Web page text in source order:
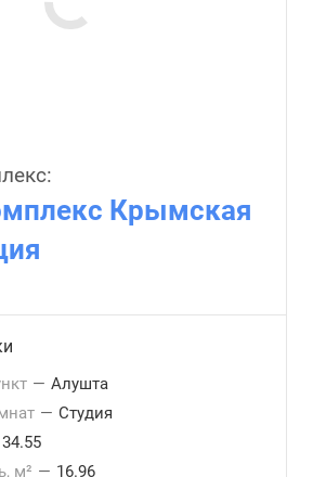
Крымская
— Алушта
— Студия
34.55
м² — 16.96